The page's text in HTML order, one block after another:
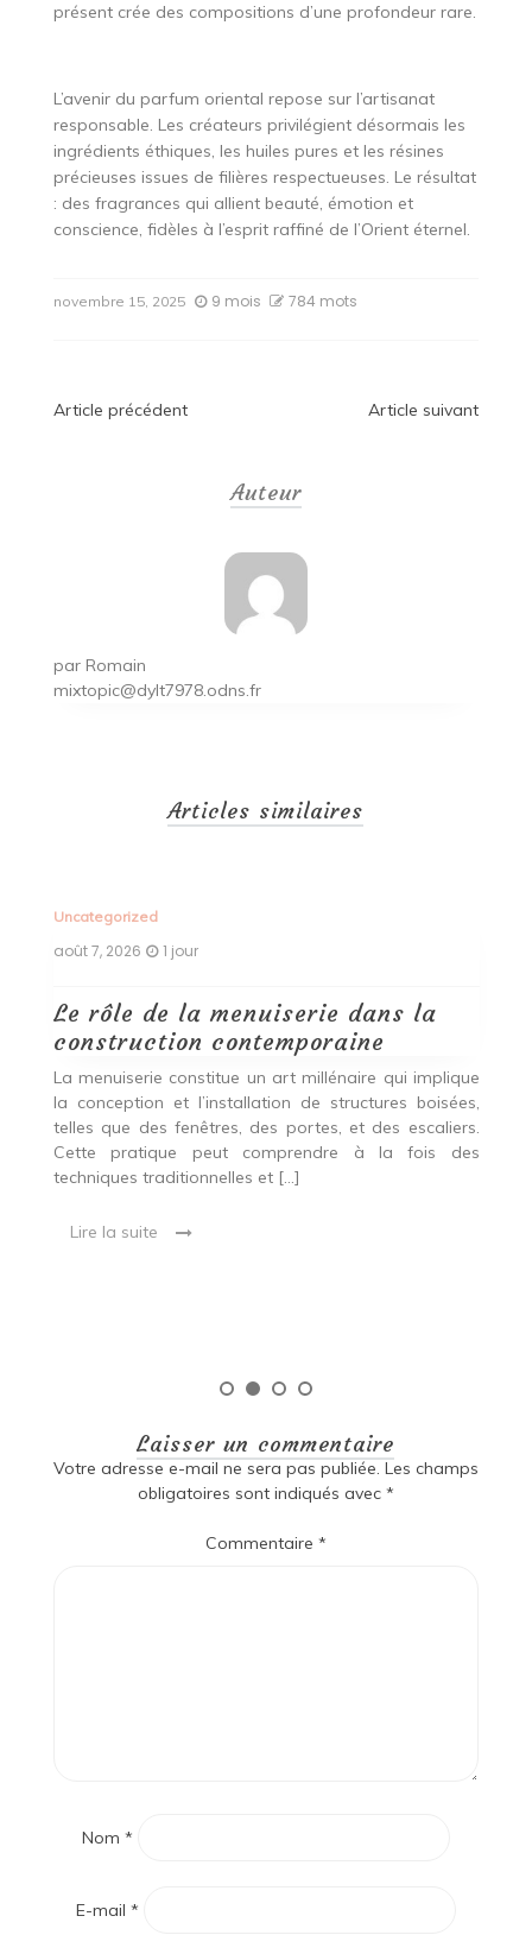
présent crée des compositions d’une profondeur rare.
L’avenir du parfum oriental repose sur l’artisanat
responsable. Les créateurs privilégient désormais les
ingrédients éthiques, les huiles pures et les résines
précieuses issues de filières respectueuses. Le résultat
: des fragrances qui allient beauté, émotion et
conscience, fidèles à l’esprit raffiné de l’Orient éternel.
novembre 15, 2025 9 mois 784 mots
Navigation
Article précédent Article suivant
Auteur
par Romain
mixtopic@dylt7978.odns.fr
Articles similaires
Uncategorized
août 7, 2026 1 jour
Le rôle de la menuiserie dans la
construction contemporaine
La menuiserie constitue un art millénaire qui implique
la conception et l’installation de structures boisées,
telles que des fenêtres, des portes, et des escaliers.
Cette pratique peut comprendre à la fois des
techniques traditionnelles et […]
Lire la suite
Laisser un commentaire
Votre adresse e-mail ne sera pas publiée. Les champs
obligatoires sont indiqués avec *
Commentaire *
Nom *
E-mail *